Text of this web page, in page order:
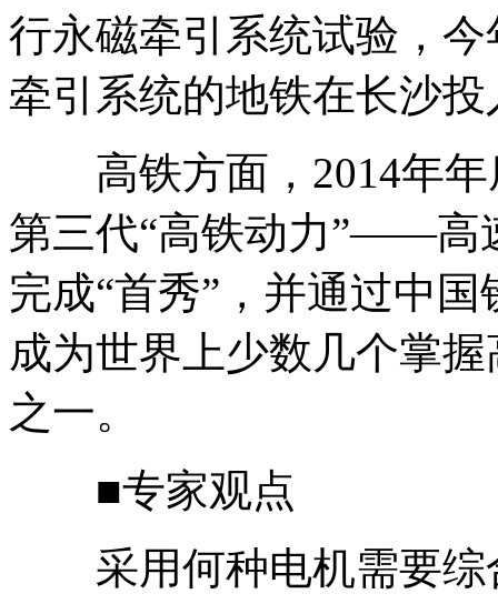
行永磁牵引系统试验，
牵引系统的地铁在长沙
高铁方面，2014年年
第三代“高铁动力”——高
完成“首秀”，并通过中
成为世界上少数几个掌
之一。
■专家观点
采用何种电机需要综